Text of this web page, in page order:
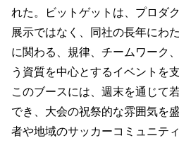
れた。ビットゲットは、プロダ
展示ではなく、同社の長年にわ
に関わる、規律、チームワーク
う資質を中心とするイベントを
このブースには、週末を通じて
でき、大会の祝祭的な雰囲気を
者や地域のサッカーコミュニテ